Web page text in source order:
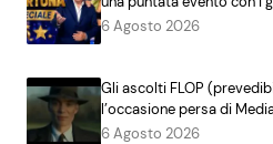
6 Agosto 2026
Gli ascolti FLOP
l’occasione persa di
6 Agosto 2026